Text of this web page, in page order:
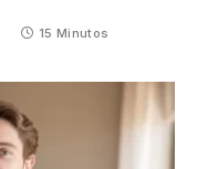
15 Minutos